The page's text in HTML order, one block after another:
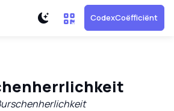
CodexCoëfficiënt